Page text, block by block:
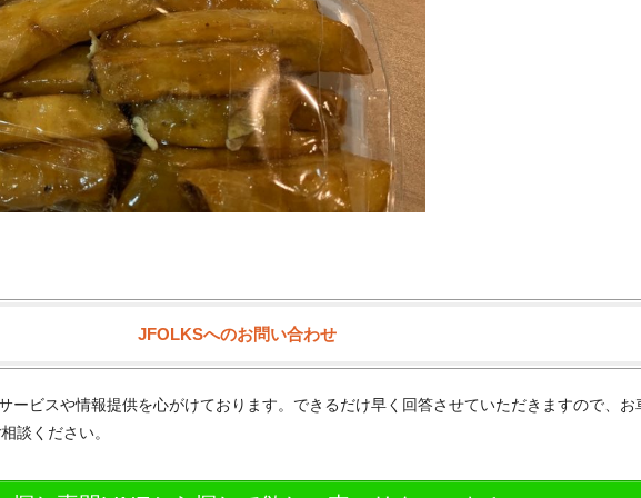
JFOLKSへのお問い合わせ
ービスや情報提供を心がけております。できるだけ早く回答させていただきますので、お
談ください。